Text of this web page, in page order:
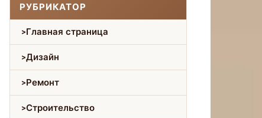
РУБРИКАТОР
Главная страница
Дизайн
Ремонт
Строительство